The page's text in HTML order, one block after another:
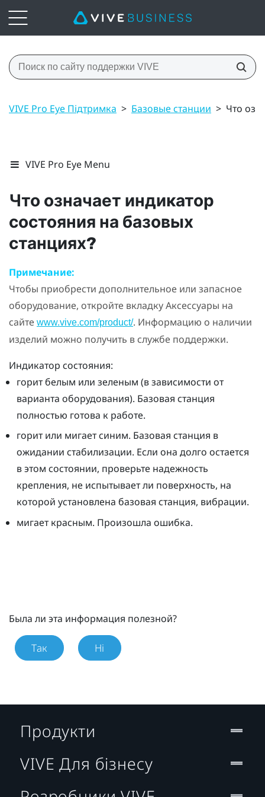
VIVE Pro Eye Підтримка > Базовые станции > Что
VIVE Pro Eye Menu
Что означает индикатор
состояния на базовых
станциях?
Примечание:
Чтобы приобрести дополнительное или запасное
оборудование, откройте вкладку Аксессуары на
сайте www.vive.com/product/. Информацию о наличии
изделий можно получить в службе поддержки.
Индикатор состояния:
горит белым или зеленым (в зависимости от
варианта оборудования). Базовая станция
полностью готова к работе.
горит или мигает синим. Базовая станция в
ожидании стабилизации. Если она долго остается
в этом состоянии, проверьте надежность
крепления, не испытывает ли поверхность, на
которой установлена базовая станция, вибрации.
мигает красным. Произошла ошибка.
Была ли эта информация полезной?
Так Ні
Продукти
VIVE Для бізнесу